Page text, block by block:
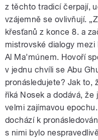
z těchto tradicí čerpají,
vzájemně se ovlivňují.
křesťanů z konce 8. a
mistrovské dialogy
Al Ma’múnem. Hovoří
v jednu chvíli se Abu
pronásledujete? Jak to,
říká Nosek a dodává,
velmi zajímavou
dochází k
s nimi bylo